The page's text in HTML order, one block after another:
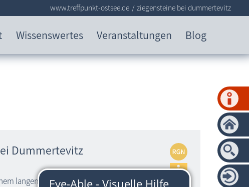
Wissenswertes Veranstaltungen Blog
www.treffpunkt-ostsee.de ziegensteine bei dummertevitz
Dummertevitz
langem Hünenbett südlich des